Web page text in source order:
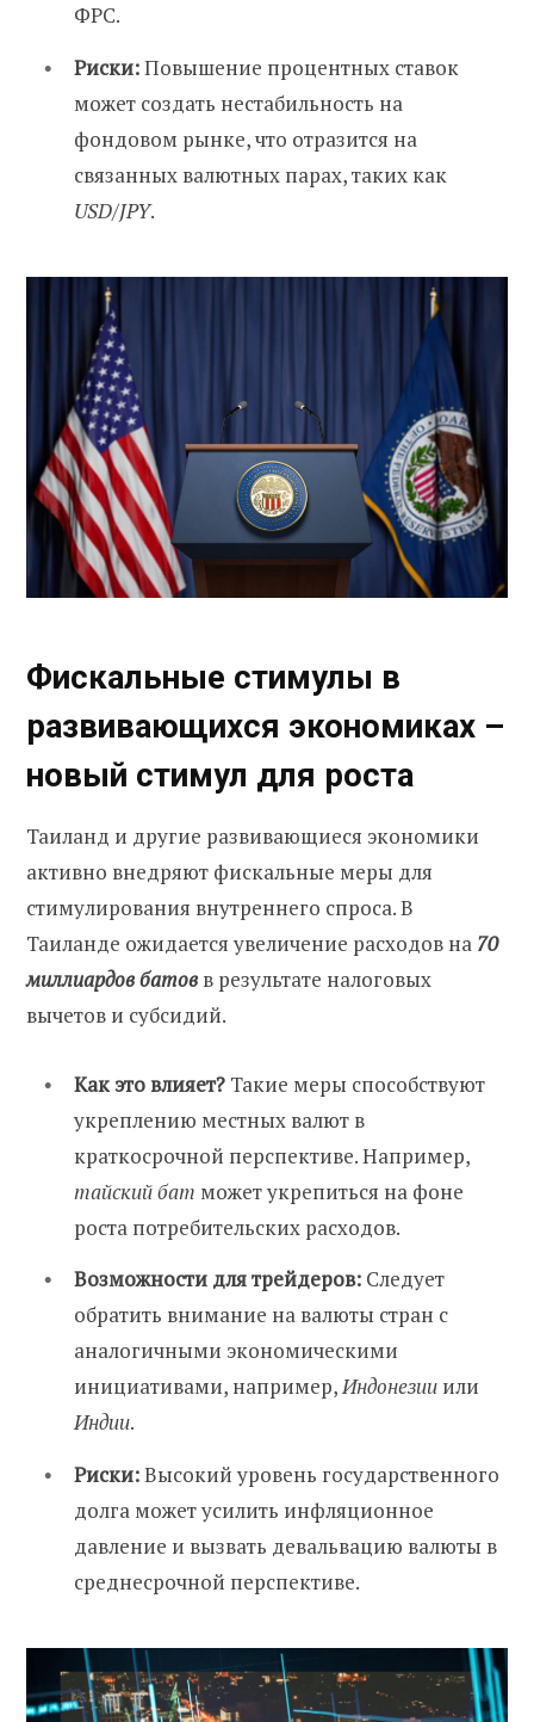
ФРС.
Риски:Повышение процентных ставок
может создать нестабильность на
фондовом рынке, что отразится на
связанных валютных парах, таких как
USD/JPY.
Фискальные стимулы в
развивающихся экономиках –
новый стимул для роста
Таиланд и другие развивающиеся экономики
активно внедряют фискальные меры для
стимулирования внутреннего спроса. В
Таиланде ожидается увеличение расходов на 70
миллиардов батовв результате налоговых
вычетов и субсидий.
Как это влияет? Такие меры способствуют
укреплению местных валют в
краткосрочной перспективе. Например,
тайский бат может укрепиться на фоне
роста потребительских расходов.
Возможности для трейдеров: Следует
обратить внимание на валюты стран с
аналогичными экономическими
инициативами, например,Индонезии или
Индии.
Риски:Высокий уровень государственного
долга может усилить инфляционное
давление и вызвать девальвацию валюты в
среднесрочной перспективе.